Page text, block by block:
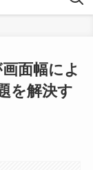
面幅によ
を解決す